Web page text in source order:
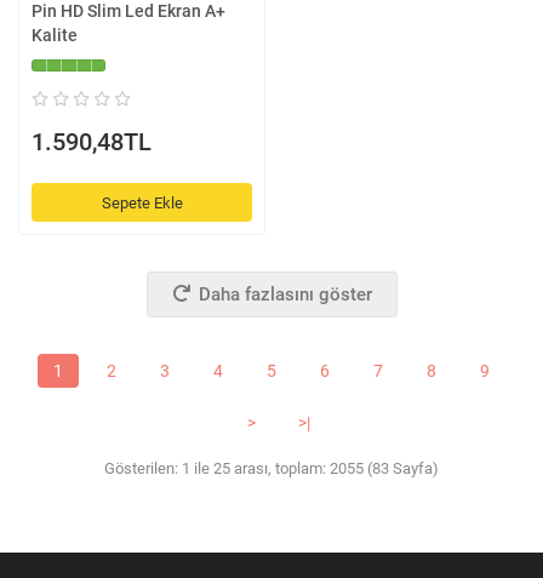
Pin HD Slim Led Ekran A+
Kalite
1.590,48TL
Sepete Ekle
Daha fazlasını göster
1 2 3 4 5 6 7 8 9
> >|
Gösterilen: 1 ile 25 arası, toplam: 2055 (83 Sayfa)